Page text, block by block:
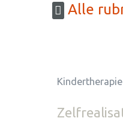
Alle
Kindertherapie